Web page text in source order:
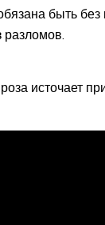
быть
разломов.
источает